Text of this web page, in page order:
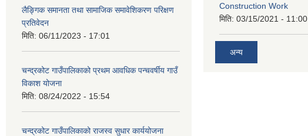
लैङ्गिक समानता तथा सामाजिक समावेशिकरण परिक्षण
प्रतिवेदन
मिति: 06/11/2023 - 17:01
चन्द्रकोट गाउँपालिकाको प्रथम आवधिक पन्चवर्षीय गाउँ
विकाश योजना
मिति: 08/24/2022 - 15:54
चन्द्रकोट गाउँपालिकाको राजस्व सुधार कार्ययोजना
Construction Work
मिति: 03/15/2021 - 11:00
अन्य